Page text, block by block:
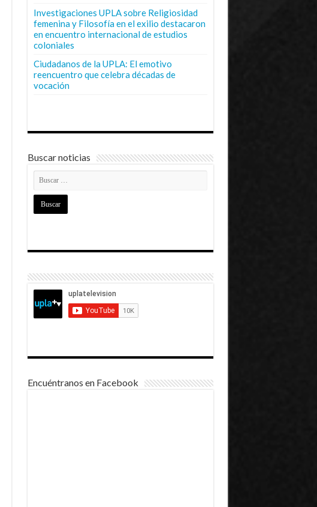
Investigaciones UPLA sobre Religiosidad
femenina y Filosofía en el exilio destacaron
en encuentro internacional de estudios
coloniales
Ciudadanos de la UPLA: El emotivo
reencuentro que celebra décadas de
vocación
Buscar noticias
Encuéntranos en Facebook